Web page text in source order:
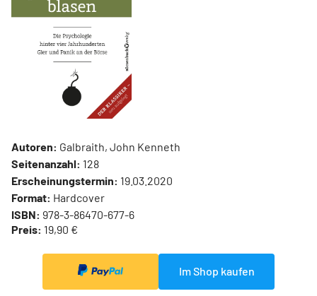
Autoren: Galbraith, John Kenneth
Seitenanzahl: 128
Erscheinungstermin: 19.03.2020
Format: Hardcover
ISBN: 978-3-86470-677-6
Preis: 19,90 €
Im Shop kaufen